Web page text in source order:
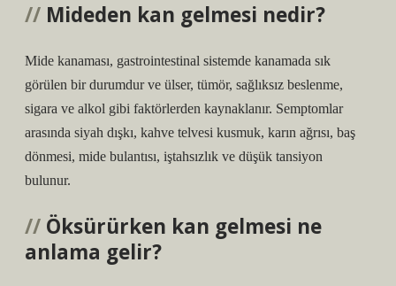
Mideden kan gelmesi nedir?
Mide kanaması, gastrointestinal sistemde kanamada sık
görülen bir durumdur ve ülser, tümör, sağlıksız beslenme,
sigara ve alkol gibi faktörlerden kaynaklanır. Semptomlar
arasında siyah dışkı, kahve telvesi kusmuk, karın ağrısı, baş
dönmesi, mide bulantısı, iştahsızlık ve düşük tansiyon
bulunur.
Öksürürken kan gelmesi ne
anlama gelir?